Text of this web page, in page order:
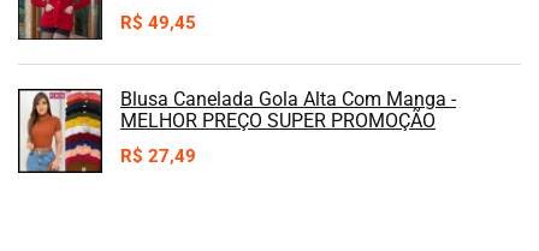
R$ 49,45
Blusa Canelada Gola Alta Com Manga -
MELHOR PREÇO SUPER PROMOÇÃO
R$ 27,49